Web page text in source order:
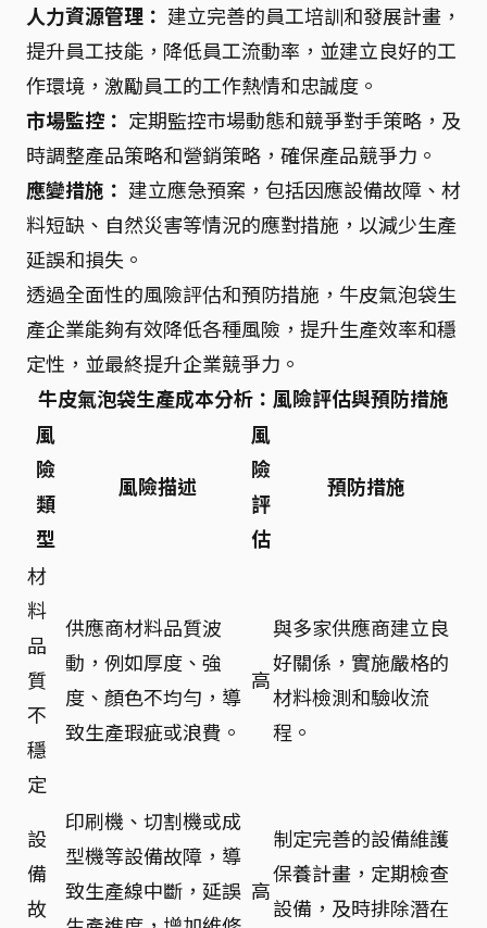
人力資源管理： 建立完善的員工培訓和發展計畫，
提升員工技能，降低員工流動率，並建立良好的工
作環境，激勵員工的工作熱情和忠誠度。
市場監控： 定期監控市場動態和競爭對手策略，及
時調整產品策略和營銷策略，確保產品競爭力。
應變措施： 建立應急預案，包括因應設備故障、材
料短缺、自然災害等情況的應對措施，以減少生產
延誤和損失。
透過全面性的風險評估和預防措施，牛皮氣泡袋生
產企業能夠有效降低各種風險，提升生產效率和穩
定性，並最終提升企業競爭力。
牛皮氣泡袋生產成本分析：風險評估與預防措施
風
險
類
型
風險描述
風
險
評
估
預防措施
材
料
品
質
不
穩
定
供應商材料品質波
動，例如厚度、強
度、顏色不均勻，導
致生產瑕疵或浪費。
高
與多家供應商建立良
好關係，實施嚴格的
材料檢測和驗收流
程。
設
備
故
印刷機、切割機或成
型機等設備故障，導
致生產線中斷，延誤 高
制定完善的設備維護
保養計畫，定期檢查
設備，及時排除潛在